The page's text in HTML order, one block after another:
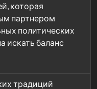
которая
партнером
политических
искать баланс
традиций